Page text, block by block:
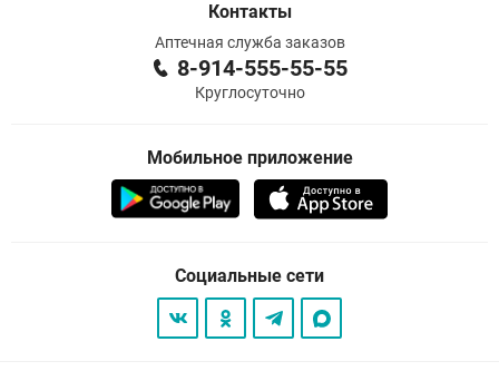
Контакты
Аптечная служба заказов
8-914-555-55-55
Круглосуточно
Мобильное приложение
Социальные сети